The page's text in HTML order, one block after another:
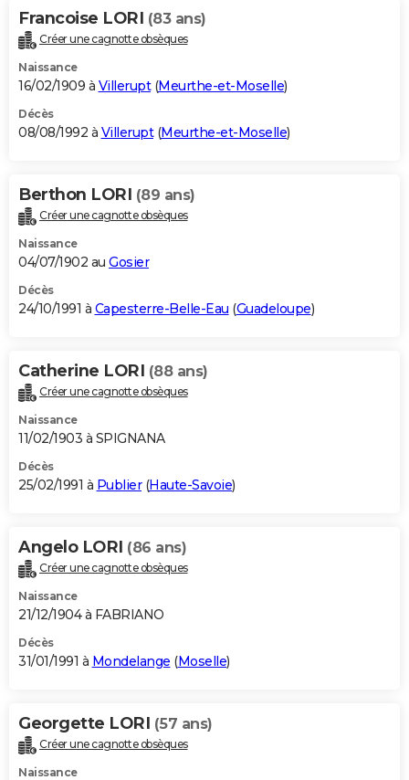
Francoise LORI (83 ans)
Créer une cagnotte obsèques
Naissance
16/02/1909 à Villerupt(Meurthe-et-Moselle)
Décès
08/08/1992 à Villerupt(Meurthe-et-Moselle)
Berthon LORI (89 ans)
Créer une cagnotte obsèques
Naissance
04/07/1902 au Gosier
Décès
24/10/1991 à Capesterre-Belle-Eau (Guadeloupe)
Catherine LORI (88 ans)
Créer une cagnotte obsèques
Naissance
11/02/1903 à SPIGNANA
Décès
25/02/1991 à Publier(Haute-Savoie)
Angelo LORI (86 ans)
Créer une cagnotte obsèques
Naissance
21/12/1904 à FABRIANO
Décès
31/01/1991 à Mondelange (Moselle)
Georgette LORI (57 ans)
Créer une cagnotte obsèques
Naissance